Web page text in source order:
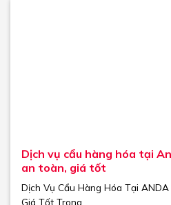
Dịch vụ cẩu hàng hóa tại
an toàn, giá tốt
Dịch Vụ Cẩu Hàng Hóa Tại ANDA
Giá Tốt Trong